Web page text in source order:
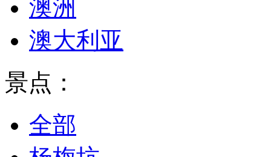
澳洲
澳大利亚
景点：
全部